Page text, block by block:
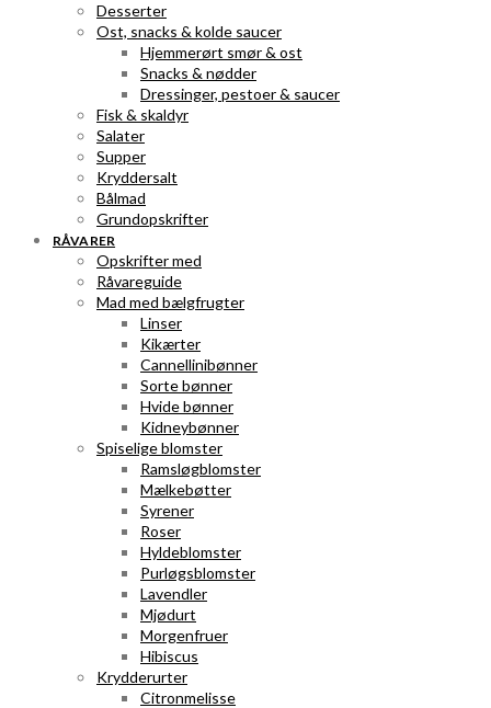
Desserter
Ost, snacks & kolde saucer
Hjemmerørt smør & ost
Snacks & nødder
Dressinger, pestoer & saucer
Fisk & skaldyr
Salater
Supper
Kryddersalt
Bålmad
Grundopskrifter
RÅVARER
Opskrifter med
Råvareguide
Mad med bælgfrugter
Linser
Kikærter
Cannellinibønner
Sorte bønner
Hvide bønner
Kidneybønner
Spiselige blomster
Ramsløgblomster
Mælkebøtter
Syrener
Roser
Hyldeblomster
Purløgsblomster
Lavendler
Mjødurt
Morgenfruer
Hibiscus
Krydderurter
Citronmelisse